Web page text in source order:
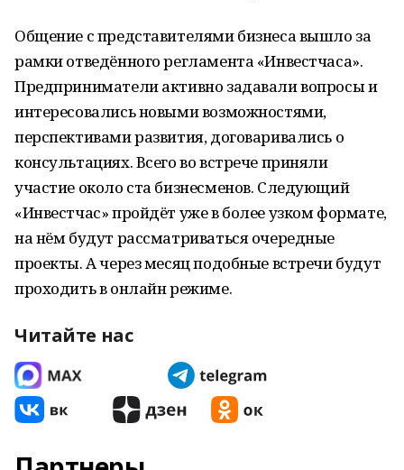
Общение с представителями бизнеса вышло за
рамки отведённого регламента «Инвестчаса».
Предприниматели активно задавали вопросы и
интересовались новыми возможностями,
перспективами развития, договаривались о
консультациях. Всего во встрече приняли
участие около ста бизнесменов. Следующий
«Инвестчас» пройдёт уже в более узком формате,
на нём будут рассматриваться очередные
проекты. А через месяц подобные встречи будут
проходить в онлайн режиме.
Читайте нас